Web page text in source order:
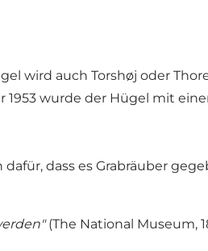
wird auch Torshøj oder
wurde der Hügel mit
dass es Grabräuber
(The National Museum,